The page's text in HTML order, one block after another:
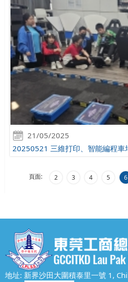
21/05/2025
20250521 三維打印、智能編程車
頁面: 2 3 4 5 6
地址: 新界沙田大圍積泰里一號 1,